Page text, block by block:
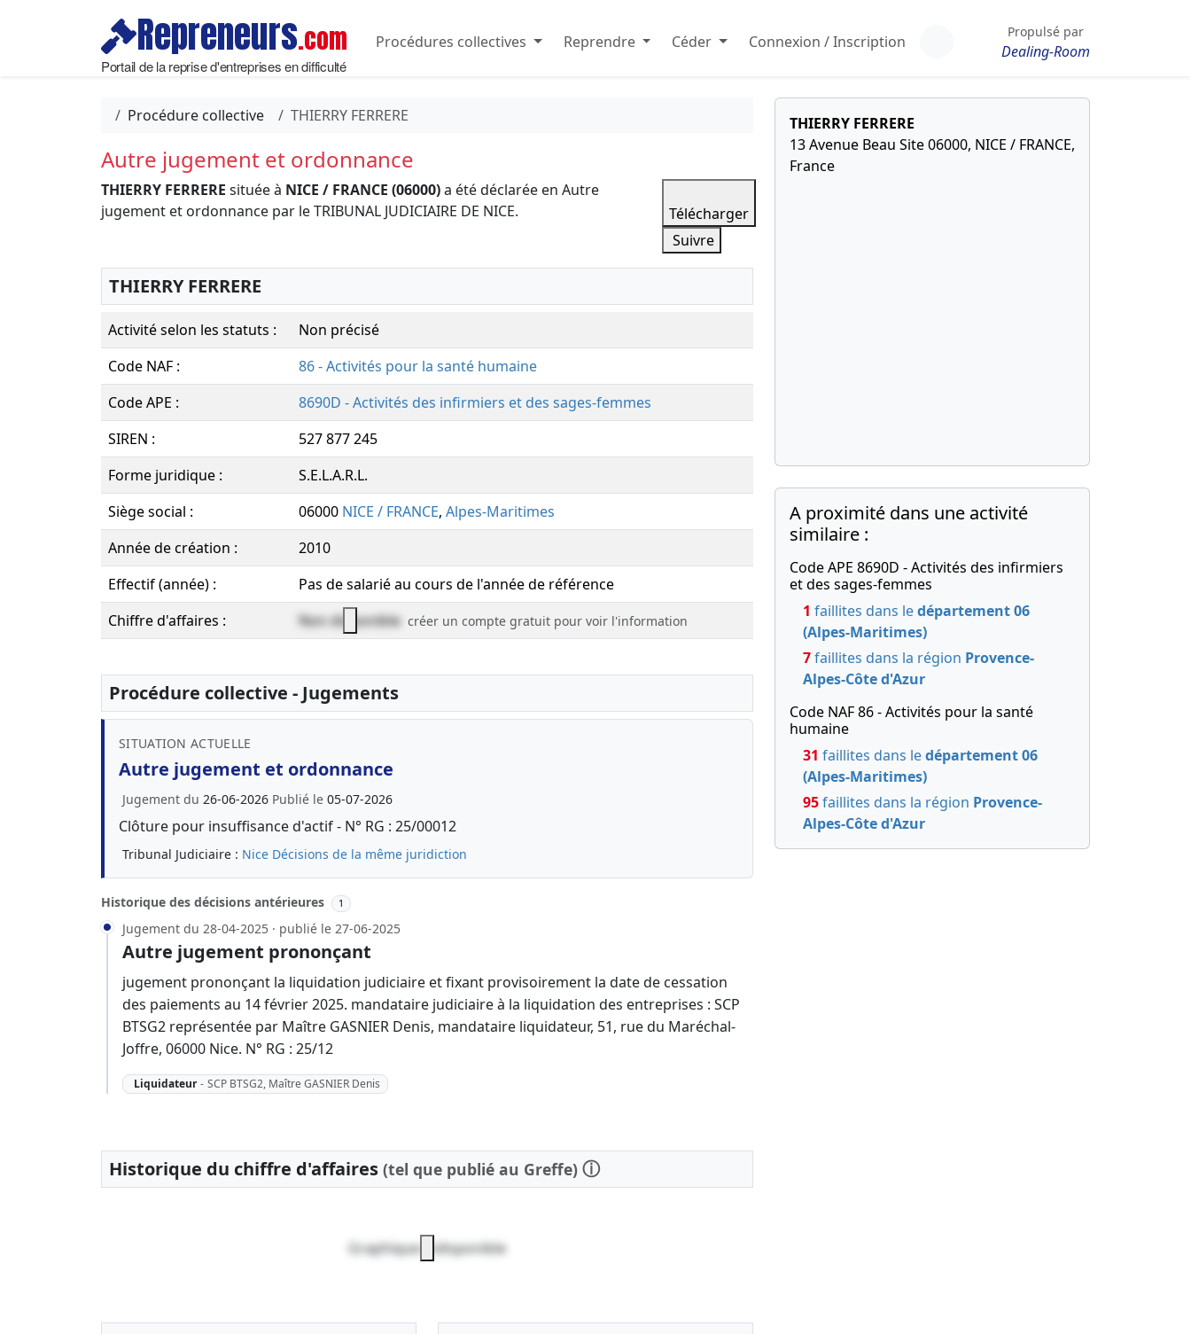
Repreneurs.com
Portail de la reprise d'entreprises en difficulté
Procédures collectives Reprendre Céder Connexion / Inscription
Propulsé par
Dealing-Room
Procédure collective THIERRY FERRERE
Autre jugement et ordonnance
THIERRY FERRERE située à NICE / FRANCE (06000)a été déclarée en Autre
jugement et ordonnance par le TRIBUNAL JUDICIAIRE DE NICE.
Télécharger
Suivre
THIERRY FERRERE
Activité selon les statuts :
Non précisé
Code NAF :
86 - Activités pour la santé humaine
Code APE :
8690D - Activités des infirmiers et des sages-femmes
SIREN :
527 877 245
Forme juridique :
S.E.L.A.R.L.
Siège social :
06000 NICE / FRANCE, Alpes-Maritimes
Année de création :
2010
Effectif (année) :
Pas de salarié au cours de l'année de référence
Chiffre d'affaires :
Non disponible créer un compte gratuit pour voir l'information
Procédure collective - Jugements
SITUATION ACTUELLE
Autre jugement et ordonnance
Jugement du 26-06-2026 Publié le 05-07-2026
Clôture pour insuffisance d'actif - N° RG : 25/00012
Tribunal Judiciaire : Nice Décisions de la même juridiction
Historique des décisions antérieures 1
Jugement du 28-04-2025 · publié le 27-06-2025
Autre jugement prononçant
jugement prononçant la liquidation judiciaire et fixant provisoirement la date de cessation
des paiements au 14 février 2025. mandataire judiciaire à la liquidation des entreprises : SCP
BTSG2 représentée par Maître GASNIER Denis, mandataire liquidateur, 51, rue du Maréchal-
Joffre, 06000 Nice. N° RG : 25/12
Liquidateur - SCP BTSG2, Maître GASNIER Denis
Historique du chiffre d'affaires (tel que publié au Greffe) ⓘ
Graphique indisponible
THIERRY FERRERE
13 Avenue Beau Site 06000, NICE / FRANCE,
France
A proximité dans une activité
similaire :
Code APE 8690D - Activités des infirmiers
et des sages-femmes
1 faillites dans ledépartement 06
(Alpes-Maritimes)
7faillites dans la région Provence-
Alpes-Côte d'Azur
Code NAF 86 - Activités pour la santé
humaine
31 faillites dans ledépartement 06
(Alpes-Maritimes)
95faillites dans la région Provence-
Alpes-Côte d'Azur